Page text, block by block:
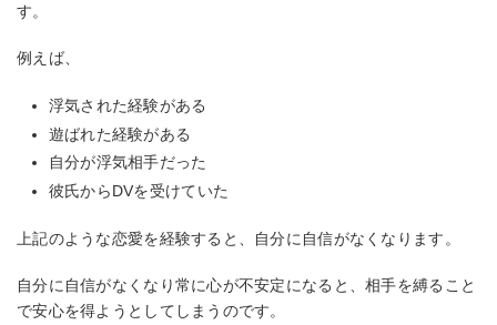
す。
例えば、
浮気された経験がある
遊ばれた経験がある
自分が浮気相手だった
彼氏からDVを受けていた
上記のような恋愛を経験すると、自分に自信がなくなります。
自分に自信がなくなり常に心が不安定になると、相手を縛ること
で安心を得ようとしてしまうのです。